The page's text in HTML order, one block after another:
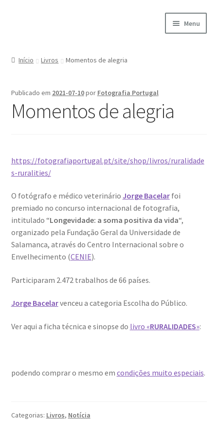
Menu
Encomendas
Cookie Policy
Courses
Dia Mundial da Terra
Dicas
Dicas de Fotografia
Dicas Photoshop
FEIRA DO LIVRO: Última semana da Campanha 50-15
Início Livros Momentos de alegria
Publicado em 2021-07-10por Fotografia Portugal
Momentos de alegria
https://fotografiaportugal.pt/site/shop/livros/ruralidade
s-ruralities/
O fotógrafo e médico veterinário Jorge Bacelarfoi
premiado no concurso internacional de fotografia,
intitulado “Longevidade: a soma positiva da vida“,
organizado pela Fundação Geral da Universidade de
Salamanca, através do Centro Internacional sobre o
Envelhecimento (CENIE).
Participaram 2.472 trabalhos de 66 países.
Jorge Bacelarvenceu a categoria Escolha do Público.
Ver aqui a ficha técnica e sinopse do livro «RURALIDADES»:
podendo comprar o mesmo em condições muito especiais.
Categorias: Livros, Notícia